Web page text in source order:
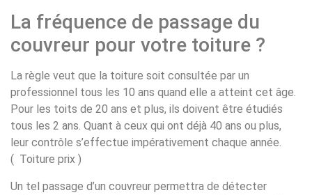
La fréquence de passage du
couvreur pour votre toiture ?
La règle veut que la toiture soit consultée par un
professionnel tous les 10 ans quand elle a atteint cet âge.
Pour les toits de 20 ans et plus, ils doivent être étudiés
tous les 2 ans. Quant à ceux qui ont déjà 40 ans ou plus,
leur contrôle s’effectue impérativement chaque année.
( Toiture prix )
Un tel passage d’un couvreur permettra de détecter